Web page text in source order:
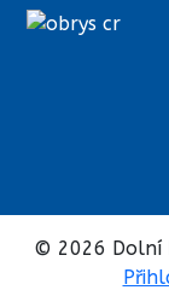
© 2026 Dolní